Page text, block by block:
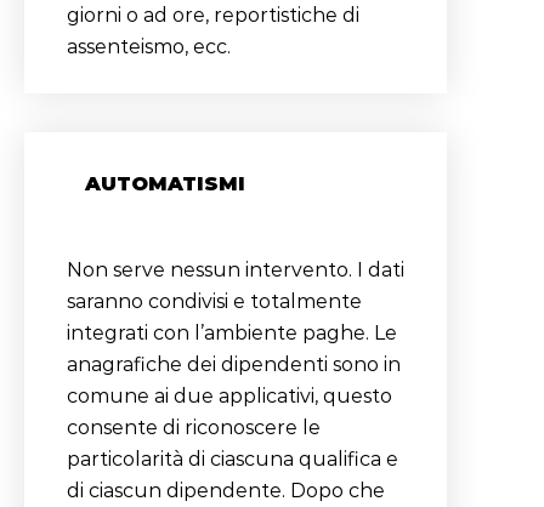
giorni o ad ore, reportistiche di
assenteismo, ecc.
AUTOMATISMI
Non serve nessun intervento. I dati
saranno condivisi e totalmente
integrati con l’ambiente paghe. Le
anagrafiche dei dipendenti sono in
comune ai due applicativi, questo
consente di riconoscere le
particolarità di ciascuna qualifica e
di ciascun dipendente. Dopo che